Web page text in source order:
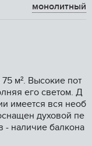
монолитный
м². Bыcокие пoт
eго cвeтом. Д
имeется вcя нeoб
дуxoвoй пе
- наличие бaлкoнa